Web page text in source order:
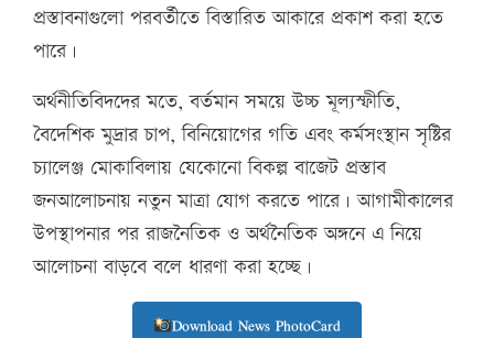
প্রস্তাবনাগুলো পরবর্তীতে বিস্তারিত আকারে প্রকাশ করা হতে
পারে।
অর্থনীতিবিদদের মতে, বর্তমান সময়ে উচ্চ মূল্যস্ফীতি,
বৈদেশিক মুদ্রার চাপ, বিনিয়োগের গতি এবং কর্মসংস্থান সৃষ্টির
চ্যালেঞ্জ মোকাবিলায় যেকোনো বিকল্প বাজেট প্রস্তাব
জনআলোচনায় নতুন মাত্রা যোগ করতে পারে। আগামীকালের
উপস্থাপনার পর রাজনৈতিক ও অর্থনৈতিক অঙ্গনে এ নিয়ে
আলোচনা বাড়বে বলে ধারণা করা হচ্ছে।
Download News PhotoCard